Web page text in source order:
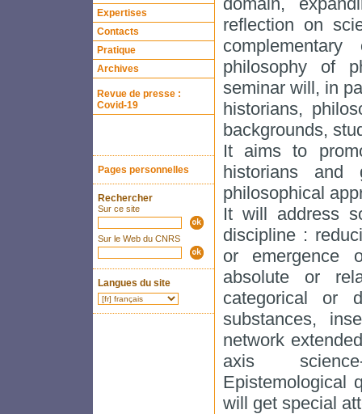
Expertises
Contacts
Pratique
Archives
Revue de presse :
Covid-19
Pages personnelles
Rechercher
Sur ce site
Sur le Web du CNRS
Langues du site
reflection on
philosophy of
seminar will, in
historians,
backgrounds,
It aims to
historians and
philosophical
It will address
discipline :
or emergence
absolute or
categorical or
substances,
network
axis science-
Epistemological
will get special